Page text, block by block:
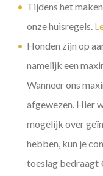
Tijdens het
onze huisregels.
Honden zijn op
namelijk een
Wanneer ons
afgewezen. Hier
mogelijk over
hebben, kun je
toeslag bedraagt